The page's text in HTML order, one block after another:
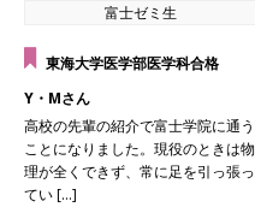
富士ゼミ生
東海大学医学部医学科合格
Y・Mさん
高校の先輩の紹介で富士学院に通う
ことになりました。現役のときは物
理が全くできず、常に足を引っ張っ
てい […]